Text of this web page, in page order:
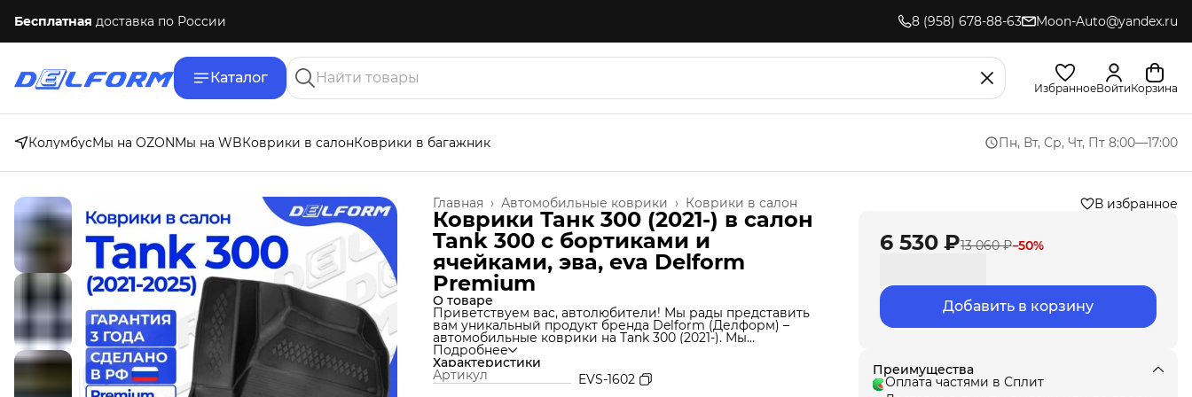
Бесплатная доставка по России 8 (958) 678-88-63 Moon-Auto@yandex.ru
Каталог
ИзбранноеВойтиКорзина
КолумбусМы на OZONМы на WBКоврики в салонКоврики в багажник Пн, Вт, Ср, Чт, Пт 8:00—17:00
Коврики в салон
Автомобильные коврики ›
Главная ›
Коврики Танк 300 (2021-) в салон
Tank 300 с бортиками и
ячейками, эва, eva Delform
Premium
О товаре
Приветствуем вас, автолюбители! Мы рады представить
вам уникальный продукт бренда Delform (Делформ) –
автомобильные коврики на Tank 300 (2021-). Мы
используем уникальную технологию производства,
которая позволяет нам создавать коврики из материала
термоэластопласт (ТЭП), который идеально подходит под
салон автомобиля и обеспечивает надежную защиту от
Подробнее
Характеристики
Артикул
EVS-1602
В избранное
6 530 ₽13 060 ₽−50%
Добавить в корзину
Преимущества
Оплата частями в Сплит